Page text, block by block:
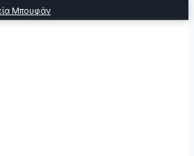
Μπουφάν